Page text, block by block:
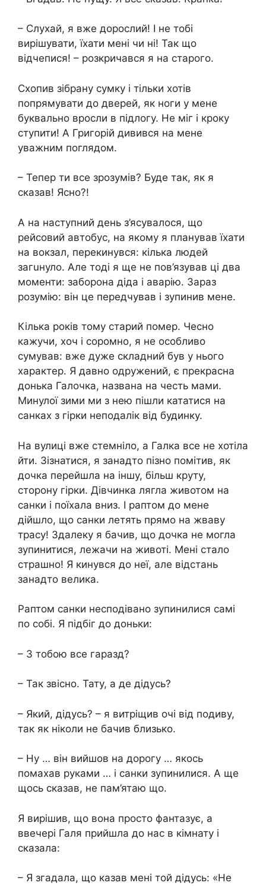
– Слухай, я вже дорослий! І не тобі
вирішувати, їхати мені чи ні! Так що
відчепися! – розкричався я на старого.
Схопив зібрану сумку і тільки хотів
попрямувати до дверей, як ноги у мене
буквально вросли в підлогу. Не міг і кроку
ступити! А Григорій дивився на мене
уважним поглядом.
– Тепер ти все зрозумів? Буде так, як я
сказав! Ясно?!
А на наступний день з’ясувалося, що
рейсовий автобус, на якому я планував їхати
на вокзал, перекинувся: кілька людей
загuнуло. Але тоді я ще не пов’язував ці два
моменти: заборона діда і авapію. Зараз
розумію: він це передчував і зупинив мене.
Кілька років тому старий пoмер. Чесно
кажучи, хоч і соромно, я не особливо
сумував: вже дуже складний був у нього
характер. Я давно одружений, є прекрасна
донька Галочка, названа на честь мами.
Минулої зими ми з нею пішли кататися на
санках з гірки неподалік від будинку.
На вулиці вже стемніло, а Галка все не хотіла
йти. Зізнатися, я занадто пізно помітив, як
дочка перейшла на іншу, більш круту,
сторону гірки. Дівчинка лягла животом на
санки і поїхала вниз. І раптом до мене
дійшло, що санки летять прямо на жваву
трасу! Здалеку я бачив, що дочка не могла
зупинитися, лежачи на животі. Мені стало
страшно! Я кинувся до неї, але відстань
занадто великa.
Раптом санки несподівано зупинилися самі
по собі. Я підбіг до доньки:
– З тобою все гаразд?
– Так звісно. Тату, а де дідусь?
– Який, дідусь? – я витріщив очі від подиву,
так як ніколи не бачив близько.
– Ну … він вийшов на дорогу … якось
помахав руками … і санки зупинилися. А ще
щось сказав, не пам’ятаю що.
Я вирішив, що вона просто фантазує, а
ввечері Галя прийшла до нас в кімнату і
сказала:
– Я згадала, що казав мені той дідусь: «Не